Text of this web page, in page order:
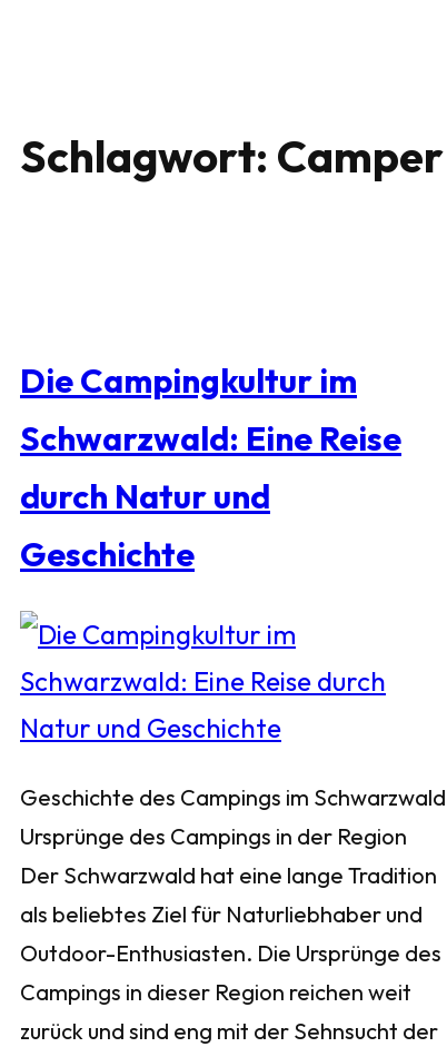
Schlagwort: Camper
Die Campingkultur im
Schwarzwald: Eine Reise
durch Natur und
Geschichte
Geschichte des Campings im Schwarzwald
Ursprünge des Campings in der Region
Der Schwarzwald hat eine lange Tradition
als beliebtes Ziel für Naturliebhaber und
Outdoor-Enthusiasten. Die Ursprünge des
Campings in dieser Region reichen weit
zurück und sind eng mit der Sehnsucht der